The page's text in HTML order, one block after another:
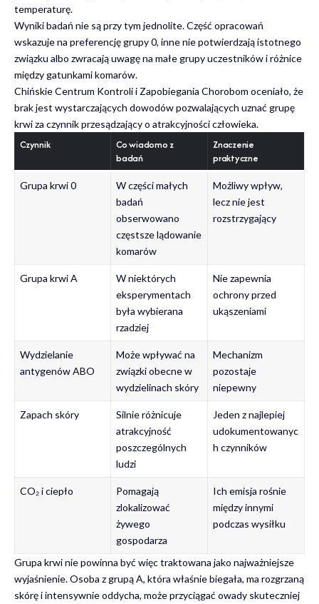
temperaturę.
Wyniki badań nie są przy tym jednolite. Część opracowań
wskazuje na preferencję grupy 0, inne nie potwierdzają istotnego
związku albo zwracają uwagę na małe grupy uczestników i różnice
między gatunkami komarów.
Chińskie Centrum Kontroli i Zapobiegania Chorobom oceniało, że
brak jest wystarczających dowodów pozwalających uznać grupę
krwi za czynnik przesądzający o atrakcyjności człowieka.
Czynnik
Co wiadomo z
badań
Znaczenie
praktyczne
Grupa krwi 0
W części małych
badań
obserwowano
częstsze lądowanie
komarów
Możliwy wpływ,
lecz nie jest
rozstrzygający
Grupa krwi A
W niektórych
eksperymentach
była wybierana
rzadziej
Nie zapewnia
ochrony przed
ukąszeniami
Wydzielanie
antygenów ABO
Może wpływać na
związki obecne w
wydzielinach skóry
Mechanizm
pozostaje
niepewny
Zapach skóry
Silnie różnicuje
atrakcyjność
poszczególnych
ludzi
Jeden z najlepiej
udokumentowanyc
h czynników
CO₂ i ciepło
Pomagają
zlokalizować
żywego
gospodarza
Ich emisja rośnie
między innymi
podczas wysiłku
Grupa krwi nie powinna być więc traktowana jako najważniejsze
wyjaśnienie. Osoba z grupą A, która właśnie biegała, ma rozgrzaną
skórę i intensywnie oddycha, może przyciągać owady skuteczniej